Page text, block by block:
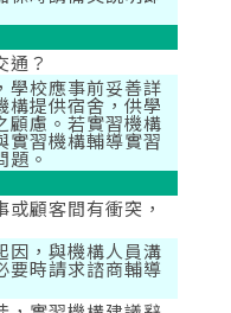
通？
學校應事前妥善詳
構提供宿舍，供學
顧慮。若實習機構
實習機構輔導實習
題。
顧客間有衝突，
因，與機構人員溝
要時請求諮商輔導